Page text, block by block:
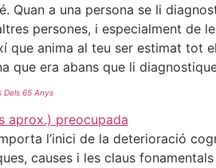
Quan a una persona se li
persones, i especialment de
que anima al teu ser estimat tot
que era abans que li
Dels 65 Anys
l’inici de la deterioració
causes i les claus